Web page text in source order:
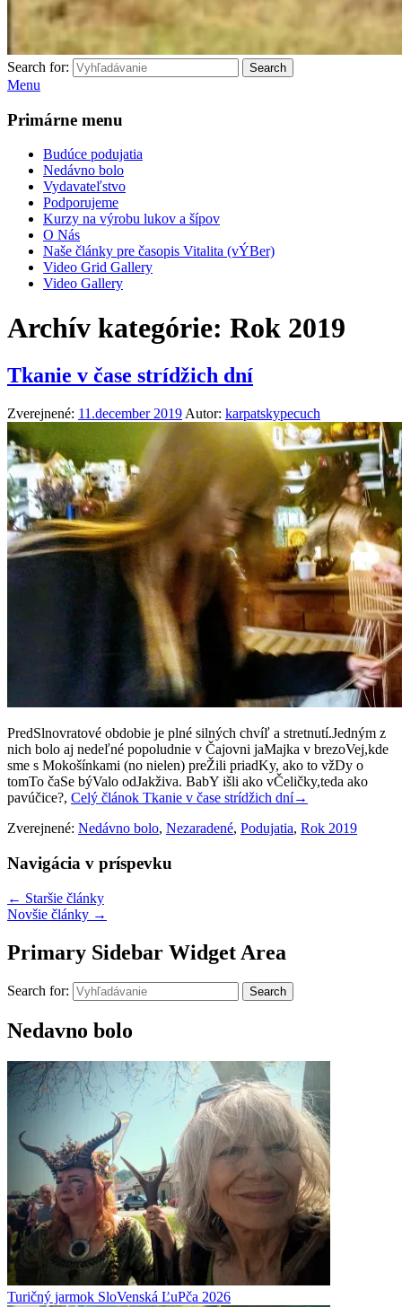
Search for: Search
Menu
Primárne menu
Budúce podujatia
Nedávno bolo
Vydavateľstvo
Podporujeme
Kurzy na výrobu lukov a šípov
O Nás
Naše články pre časopis Vitalita (vÝBer)
Video Grid Gallery
Video Gallery
Archív kategórie: Rok 2019
Tkanie v čase strídžich dní
Zverejnené: 11.december 2019 Autor: karpatskypecuch
PredSlnovratové obdobie je plné silných chvíľ a stretnutí.Jedným z
nich bolo aj nedeľné popoludnie v Čajovni jaMajka v brezoVej,kde
sme s Mokošínkami (no nielen) preŽili priadKy, ako to vžDy o
tomTo čaSe býValo odJakživa. BabY išli ako vČeličky,teda ako
pavúčice?️, Celý článok Tkanie v čase strídžich dní→
Zverejnené: Nedávno bolo, Nezaradené, Podujatia, Rok 2019
Navigácia v príspevku
← Staršie články
Novšie články →
Primary Sidebar Widget Area
Search for: Search
Nedavno bolo
Turičný jarmok SloVenská ĽuPča 2026